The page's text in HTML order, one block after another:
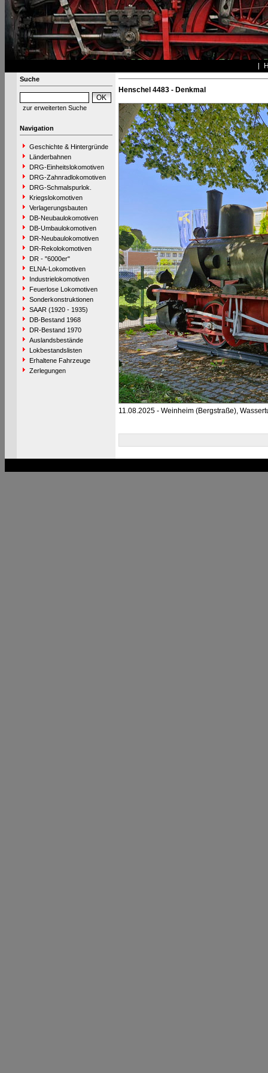
Suche
zur erweiterten Suche
Navigation
Geschichte & Hintergründe
Länderbahnen
DRG-Einheitslokomotiven
DRG-Zahnradlokomotiven
DRG-Schmalspurlok.
Kriegslokomotiven
Verlagerungsbauten
DB-Neubaulokomotiven
DB-Umbaulokomotiven
DR-Neubaulokomotiven
DR-Rekolokomotiven
DR - "6000er"
ELNA-Lokomotiven
Industrielokomotiven
Feuerlose Lokomotiven
Sonderkonstruktionen
SAAR (1920 - 1935)
DB-Bestand 1968
DR-Bestand 1970
Auslandsbestände
Lokbestandslisten
Erhaltene Fahrzeuge
Zerlegungen
Henschel 4483 - Denkmal
11.08.2025 - Weinheim (Bergstraße),